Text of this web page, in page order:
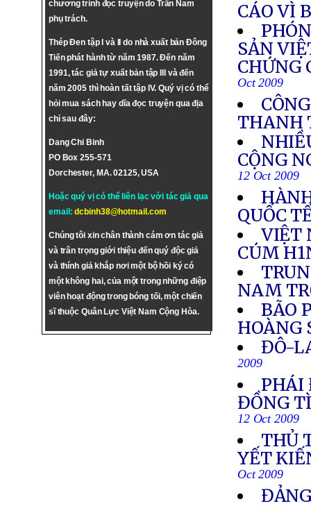
chương trình đọc truyện do Trần Nam
phụ trách.
Thép Đen tập I và II do nhà xuất bản Đông
Tiến phát hành từ năm 1987. Đến năm
1991, tác giả tự xuất bản tập III và đến
năm 2005 thì hoàn tất tập IV. Quý vị có thể
hỏi mua sách hay dĩa đọc truyện qua địa
chỉ sau đây:
Dang Chi Binh
PO Box 255-571
Dorchester, MA. 02125, USA
Hoặc quý vị có thể liên lạc với tác giả qua
email:dcbinh38@hotmail.com
Chúng tôi xin chân thành cám ơn tác giả
và trân trọng giới thiệu đến quý độc giả
và thính giả khắp nơi một bộ hồi ký có
một không hai, của một trong những điệp
viên hoạt động trong bóng tối, một chiến
sĩ thuộc Quân Lực Việt Nam Cộng Hòa.
CÁO VÌ
SẢN
CHỨNG
Oct 2009
THANH
CỘNG
12 Oct 2009
QUỐC
VIỆT
CÚM
NAM
BÃO
HOÀNG
ĐÔ-
2009
PHÁI
ĐỒNG
12 Oct 2009
THỦ
YẾT
Oct 2009